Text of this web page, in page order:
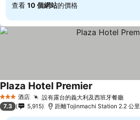
查看 10 個網站的價格
3 星級 酒店 設有露台的義大利及西班牙餐廳
Plaza Hotel Premier
7.3 5,915 距離Tojinmachi Station 2.2 公里